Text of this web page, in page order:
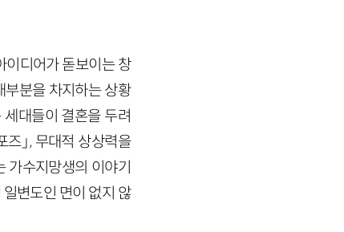
이디어가 돋보이는 창
부분을 차지하는 상황
대들이 결혼을 두려
즈」, 무대적 상상력을
가수지망생의 이야기
일변도인 면이 없지 않